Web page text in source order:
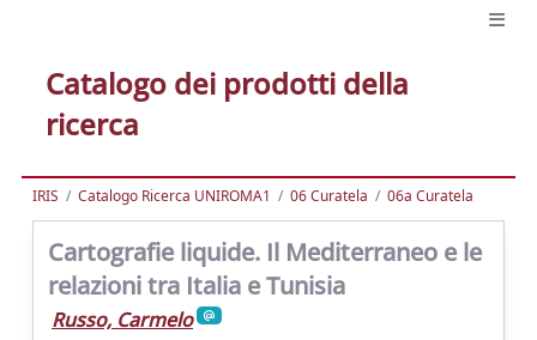
Catalogo dei prodotti della
ricerca
IRIS Catalogo Ricerca UNIROMA1 06 Curatela 06a Curatela
Cartografie liquide. Il Mediterraneo e le
relazioni tra Italia e Tunisia
Russo, Carmelo